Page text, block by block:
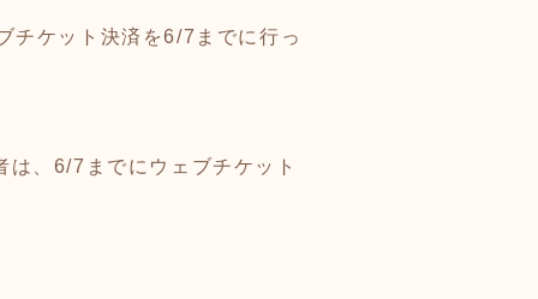
チケット決済を6/7までに行っ
、6/7までにウェブチケット